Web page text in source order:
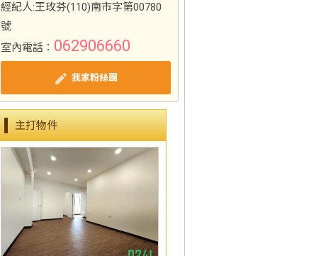
經紀人:王玫芬(110)南市字第00780
號
室內電話： 062906660
我家粉絲團
主打物件